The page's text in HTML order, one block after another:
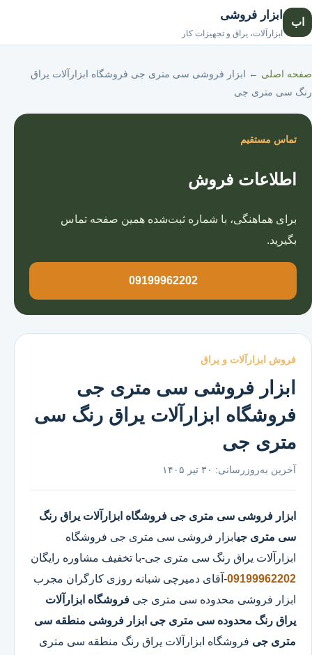
اب
ابزار فروشی
ابزارآلات، یراق و تجهیزات کار
صفحه اصلی ← ابزار فروشی سی متری جی فروشگاه ابزارآلات یراق
رنگ سی متری جی
فروش ابزارآلات و یراق
ابزار فروشی سی متری جی
فروشگاه ابزارآلات یراق رنگ سی
متری جی
آخرین به‌روزرسانی: ۳۰ تیر ۱۴۰۵
ابزار فروشی سی متری جی فروشگاه ابزارآلات یراق رنگ
سی متری جیابزار فروشی سی متری جی فروشگاه
ابزارآلات یراق رنگ سی متری جی-با تخفیف مشاوره رایگان
09199962202-آقای دمیرچی شبانه روزی کارگران مجرب
ابزار فروشی محدوده سی متری جی فروشگاه ابزارآلات
یراق رنگ محدوده سی متری جی ابزار فروشی منطقه سی
متری جی فروشگاه ابزارآلات یراق رنگ منطقه سی متری
تماس مستقیم
اطلاعات فروش
برای هماهنگی، با شماره ثبت‌شده همین صفحه تماس
بگیرید.
09199962202